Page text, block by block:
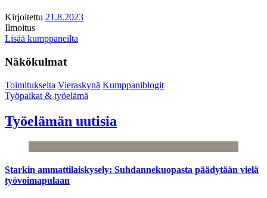
Kirjoitettu 21.8.2023
Ilmoitus
Lisää kumppaneilta
Näkökulmat
Toimitukselta Vieraskynä Kumppaniblogit
Työpaikat & työelämä
Työelämän uutisia
Starkin ammattilaiskysely: Suhdannekuopasta päädytään vielä
työvoimapulaan